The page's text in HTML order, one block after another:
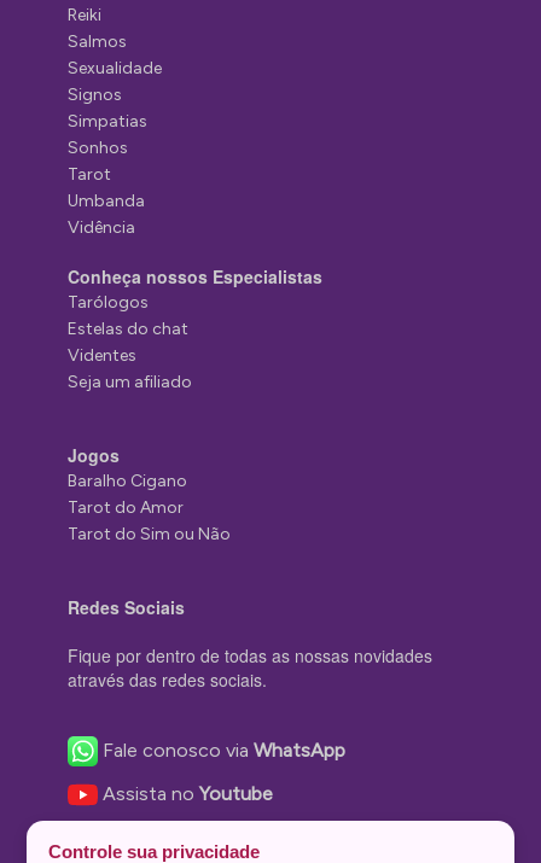
Reiki
Salmos
Sexualidade
Signos
Simpatias
Sonhos
Tarot
Umbanda
Vidência
Conheça nossos Especialistas
Tarólogos
Estelas do chat
Videntes
Seja um afiliado
Jogos
Baralho Cigano
Tarot do Amor
Tarot do Sim ou Não
Redes Sociais
Fique por dentro de todas as nossas novidades
através das redes sociais.
Fale conosco viaWhatsApp
Assista noYoutube
Controle sua privacidade